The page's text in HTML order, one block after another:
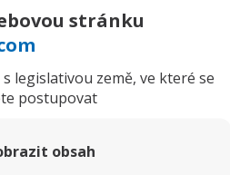
stránku
legislativou země, ve které se
postupovat
obsah
EEG headsety pro měření
ochrany těchto dat.
(12. března) hlasovalo v
k penalizaci pracovníků.
kryje škody vzniklé v
nebo k manipulaci s vaším